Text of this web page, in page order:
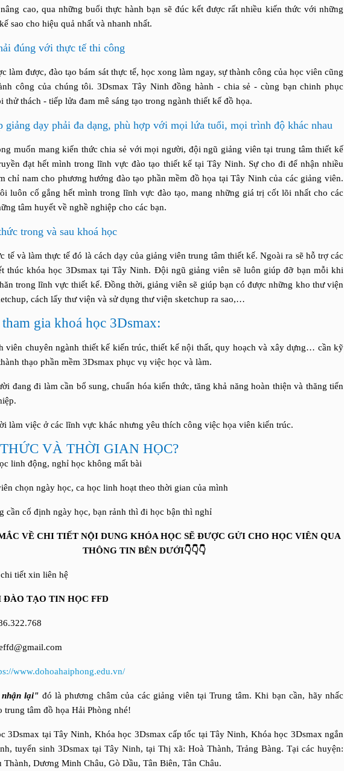
cao, qua những buổi thực hành bạn sẽ đúc kết được rất nhiều kiến thức với những
sao cho hiệu quả nhất và nhanh nhất.
đúng với thực tế thi công
được, đào tạo bám sát thực tế, học xong làm ngay, sự thành công của học viên cũng
công của chúng tôi. 3Dsmax Tây Ninh đồng hành - chia sẻ - cùng bạn chinh phục
thử thách - tiếp lửa đam mê sáng tạo trong ngành thiết kế đồ họa.
giảng dạy phải đa dạng, phù hợp với mọi lứa tuổi, mọi trình độ khác nhau
mang kiến thức chia sẻ với mọi người, đội ngũ giảng viên tại trung tâm thiết kế
đạt hết mình trong lĩnh vực đào tạo thiết kế tại Tây Ninh. Sự cho đi để nhận nhiều
chỉ nam cho phương hướng đào tạo phần mềm đồ họa tại Tây Ninh của các giảng viên.
luôn cố gắng hết mình trong lĩnh vực đào tạo, mang những giá trị cốt lõi nhất cho các
tâm huyết về nghề nghiệp cho các bạn.
trong và sau khoá học
và làm thực tế đó là cách dạy của giảng viên trung tâm thiết kế. Ngoài ra sẽ hỗ trợ các
thúc khóa học 3Dsmax tại Tây Ninh. Đội ngũ giảng viên sẽ luôn giúp đỡ bạn mỗi khi
trong lĩnh vực thiết kế. Đồng thời, giảng viên sẽ giúp bạn có được những kho thư viện
cách lấy thư viện và sử dụng thư viện sketchup ra sao,…
gia khoá học 3Dsmax:
chuyên ngành thiết kế kiến trúc, thiết kế nội thất, quy hoạch và xây dựng… cần kỹ
thạo phần mềm 3Dsmax phục vụ việc học và làm.
đi làm cần bổ sung, chuẩn hóa kiến thức, tăng khả năng hoàn thiện và thăng tiến
việc ở các lĩnh vực khác nhưng yêu thích công việc họa viên kiến trúc.
VÀ THỜI GIAN HỌC?
động, nghỉ học không mất bài
ngày học, ca học linh hoạt theo thời gian của mình
cố định ngày học, bạn rảnh thì đi học bận thì nghỉ
VỀ CHI TIẾT NỘI DUNG KHÓA HỌC SẼ ĐƯỢC GỬI CHO HỌC VIÊN QUA
THÔNG TIN BÊN DƯỚI👇👇👇
tiết xin liên hệ
ĐÀO TẠO TIN HỌC FFD
www.dohoahaiphong.edu.vn/
lại" đó là phương châm của các giảng viên tại Trung tâm. Khi bạn cần, hãy nhấc
trung tâm đồ họa Hải Phòng nhé!
3Dsmax tại Tây Ninh, Khóa học 3Dsmax cấp tốc tại Tây Ninh, Khóa học 3Dsmax ngắn
tuyển sinh 3Dsmax tại Tây Ninh, tại Thị xã: Hoà Thành, Trảng Bàng. Tại các huyện:
Thành, Dương Minh Châu, Gò Dầu, Tân Biên, Tân Châu.